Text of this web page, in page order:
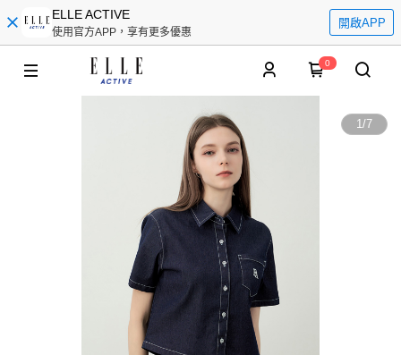
ELLE ACTIVE
使用官方APP，享有更多優惠
開啟APP
0
1/7